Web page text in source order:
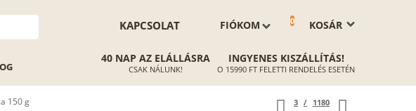
KOSÁR
0
FIÓKOM
KAPCSOLAT
40 NAP AZ ELÁLLÁSRA
CSAK NÁLUNK!
INGYENES KISZÁLLÍTÁS!
O 15990 FT FELETTI RENDELÉS ESETÉN
150 g 3 / 1180